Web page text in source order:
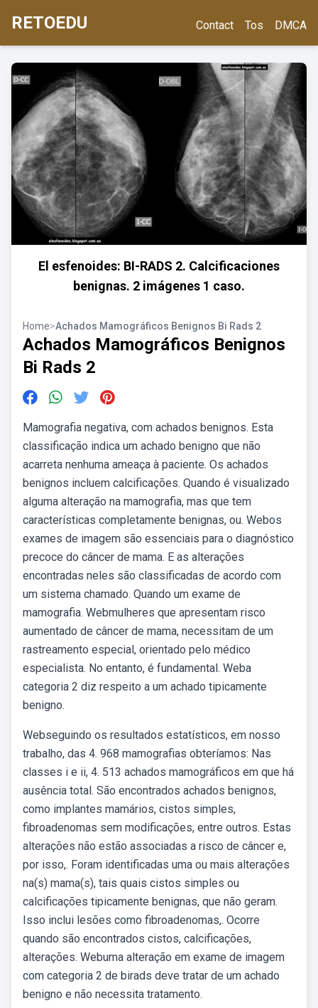
RETOEDU Contact Tos DMCA
El esfenoides: BI-RADS 2. Calcificaciones
benignas. 2 imágenes 1 caso.
Home>Achados Mamográficos Benignos Bi Rads 2
Achados Mamográficos Benignos
Bi Rads 2
Mamografia negativa, com achados benignos. Esta
classificação indica um achado benigno que não
acarreta nenhuma ameaça à paciente. Os achados
benignos incluem calcificações. Quando é visualizado
alguma alteração na mamografia, mas que tem
características completamente benignas, ou. Webos
exames de imagem são essenciais para o diagnóstico
precoce do câncer de mama. E as alterações
encontradas neles são classificadas de acordo com
um sistema chamado. Quando um exame de
mamografia. Webmulheres que apresentam risco
aumentado de câncer de mama, necessitam de um
rastreamento especial, orientado pelo médico
especialista. No entanto, é fundamental. Weba
categoria 2 diz respeito a um achado tipicamente
benigno.
Webseguindo os resultados estatísticos, em nosso
trabalho, das 4. 968 mamografias obteríamos: Nas
classes i e ii, 4. 513 achados mamográficos em que há
ausência total. São encontrados achados benignos,
como implantes mamários, cistos simples,
fibroadenomas sem modificações, entre outros. Estas
alterações não estão associadas a risco de câncer e,
por isso,. Foram identificadas uma ou mais alterações
na(s) mama(s), tais quais cistos simples ou
calcificações tipicamente benignas, que não geram.
Isso inclui lesões como fibroadenomas,. Ocorre
quando são encontrados cistos, calcificações,
alterações. Webuma alteração em exame de imagem
com categoria 2 de birads deve tratar de um achado
benigno e não necessita tratamento.